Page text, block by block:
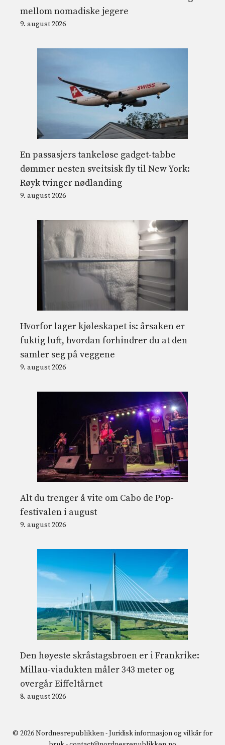
mellom nomadiske jegere
9. august 2026
En passasjers tankeløse gadget-tabbe
dømmer nesten sveitsisk fly til New York:
Røyk tvinger nødlanding
9. august 2026
Hvorfor lager kjøleskapet is: årsaken er
fuktig luft, hvordan forhindrer du at den
samler seg på veggene
9. august 2026
Alt du trenger å vite om Cabo de Pop-
festivalen i august
9. august 2026
Den høyeste skråstagsbroen er i Frankrike:
Millau-viadukten måler 343 meter og
overgår Eiffeltårnet
8. august 2026
© 2026 Nordnesrepublikken -Juridisk informasjon og vilkår for